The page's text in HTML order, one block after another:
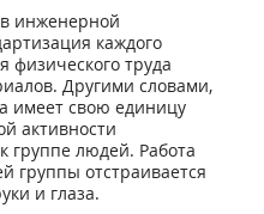
инженерной
каждого
физического труда
Другими словами,
имеет свою единицу
активности
группе людей. Работа
группы отстраивается
и глаза.